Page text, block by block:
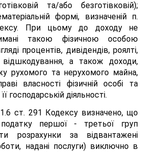
та/або безготівковій);
формі, визначеній п.
При цьому до доходу не
такою фізичною особою
процентів, дивідендів, роялті,
відшкодування, а також доходи,
рухомого та нерухомого майна,
власності фізичній особі та
господарській діяльності.
ст. 291 Кодексу визначено, що
першої - третьої груп
розрахунки за відвантажені
надані послуги) виключно в